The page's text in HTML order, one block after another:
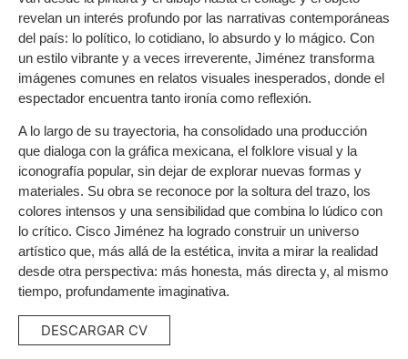
revelan un interés profundo por las narrativas contemporáneas
del país: lo político, lo cotidiano, lo absurdo y lo mágico. Con
un estilo vibrante y a veces irreverente, Jiménez transforma
imágenes comunes en relatos visuales inesperados, donde el
espectador encuentra tanto ironía como reflexión.
A lo largo de su trayectoria, ha consolidado una producción
que dialoga con la gráfica mexicana, el folklore visual y la
iconografía popular, sin dejar de explorar nuevas formas y
materiales. Su obra se reconoce por la soltura del trazo, los
colores intensos y una sensibilidad que combina lo lúdico con
lo crítico. Cisco Jiménez ha logrado construir un universo
artístico que, más allá de la estética, invita a mirar la realidad
desde otra perspectiva: más honesta, más directa y, al mismo
tiempo, profundamente imaginativa.
DESCARGAR CV